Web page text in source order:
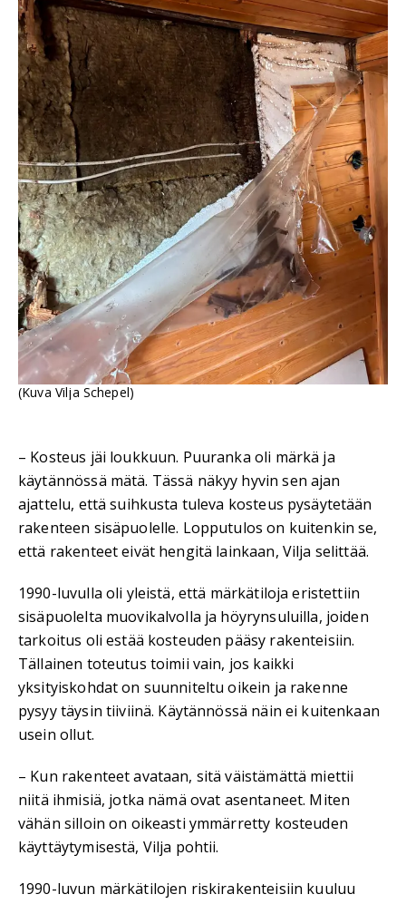
(Kuva Vilja Schepel)
– Kosteus jäi loukkuun. Puuranka oli märkä ja
käytännössä mätä. Tässä näkyy hyvin sen ajan
ajattelu, että suihkusta tuleva kosteus pysäytetään
rakenteen sisäpuolelle. Lopputulos on kuitenkin se,
että rakenteet eivät hengitä lainkaan, Vilja selittää.
1990-luvulla oli yleistä, että märkätiloja eristettiin
sisäpuolelta muovikalvolla ja höyrynsuluilla, joiden
tarkoitus oli estää kosteuden pääsy rakenteisiin.
Tällainen toteutus toimii vain, jos kaikki
yksityiskohdat on suunniteltu oikein ja rakenne
pysyy täysin tiiviinä. Käytännössä näin ei kuitenkaan
usein ollut.
– Kun rakenteet avataan, sitä väistämättä miettii
niitä ihmisiä, jotka nämä ovat asentaneet. Miten
vähän silloin on oikeasti ymmärretty kosteuden
käyttäytymisestä, Vilja pohtii.
1990-luvun märkätilojen riskirakenteisiin kuuluu